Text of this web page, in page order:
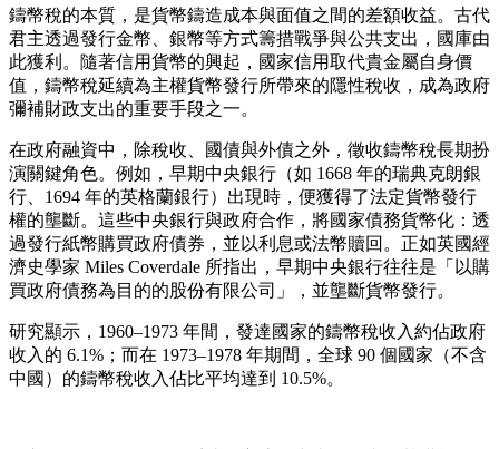
鑄幣稅的本質，是貨幣鑄造成本與面值之間的差額收益。古代
君主透過發行金幣、銀幣等方式籌措戰爭與公共支出，國庫由
此獲利。隨著信用貨幣的興起，國家信用取代貴金屬自身價
值，鑄幣稅延續為主權貨幣發行所帶來的隱性稅收，成為政府
彌補財政支出的重要手段之一。
在政府融資中，除稅收、國債與外債之外，徵收鑄幣稅長期扮
演關鍵角色。例如，早期中央銀行（如 1668 年的瑞典克朗銀
行、1694 年的英格蘭銀行）出現時，便獲得了法定貨幣發行
權的壟斷。這些中央銀行與政府合作，將國家債務貨幣化：透
過發行紙幣購買政府債券，並以利息或法幣贖回。正如英國經
濟史學家 Miles Coverdale 所指出，早期中央銀行往往是「以購
買政府債務為目的的股份有限公司」，並壟斷貨幣發行。
研究顯示，1960–1973 年間，發達國家的鑄幣稅收入約佔政府
收入的 6.1%；而在 1973–1978 年期間，全球 90 個國家（不含
中國）的鑄幣稅收入佔比平均達到 10.5%。